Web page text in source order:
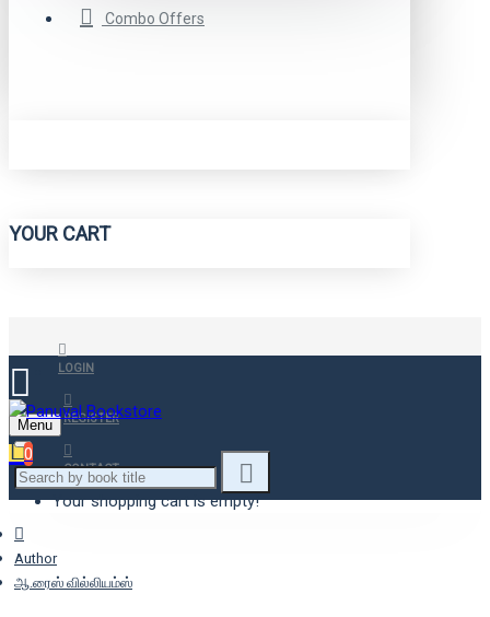
Combo Offers
YOUR CART
LOGIN
REGISTER
CONTACT
Menu
0
Your shopping cart is empty!
Author
ஆ.ரைஸ் வில்லியம்ஸ்